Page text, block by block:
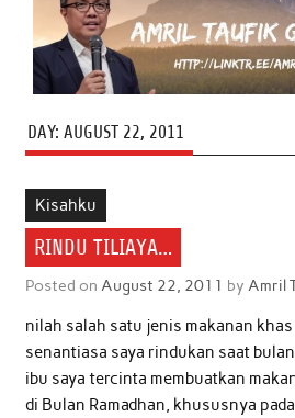
DAY: AUGUST 22, 2011
Kisahku
RINDU TILIAYA…
Posted on August 22, 2011 by Amril
nilah salah satu jenis makanan
senantiasa saya rindukan saat
ibu saya tercinta membuatkan
di Bulan Ramadhan, khususnya